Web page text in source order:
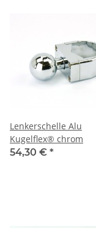
Lenkerschelle Alu
Kugelflex® chrom
54,30 € *